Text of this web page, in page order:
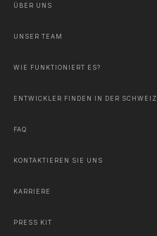
ÜBER UNS
UNSER TEAM
WIE FUNKTIONIERT ES?
ENTWICKLER FINDEN IN DER SCHWEIZ
FAQ
KONTAKTIEREN SIE UNS
KARRIERE
PRESS KIT